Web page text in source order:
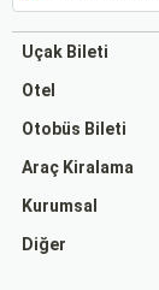
Uçak Bileti
Otel
Otobüs Bileti
Araç Kiralama
Kurumsal
Diğer